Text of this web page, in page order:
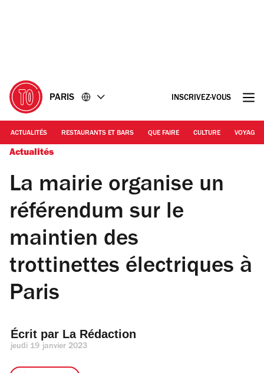
PARIS INSCRIVEZ-VOUS
ACTUALITÉS RESTAURANTS ET BARS QUE FAIRE CULTURE VOYAGE
Actualités
La mairie organise un
référendum sur le
maintien des
trottinettes électriques à
Paris
Écrit par La Rédaction
jeudi 19 janvier 2023